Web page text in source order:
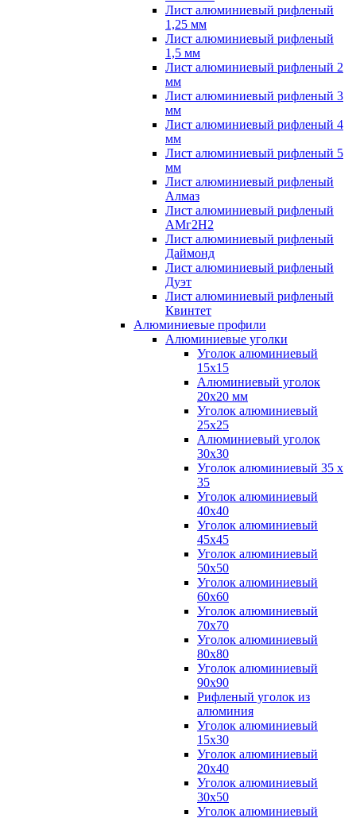
Лист алюминиевый рифленый
1,25 мм
Лист алюминиевый рифленый
1,5 мм
Лист алюминиевый рифленый 2
мм
Лист алюминиевый рифленый 3
мм
Лист алюминиевый рифленый 4
мм
Лист алюминиевый рифленый 5
мм
Лист алюминиевый рифленый
Алмаз
Лист алюминиевый рифленый
АМг2Н2
Лист алюминиевый рифленый
Даймонд
Лист алюминиевый рифленый
Дуэт
Лист алюминиевый рифленый
Квинтет
Алюминиевые профили
Алюминиевые уголки
Уголок алюминиевый
15х15
Алюминиевый уголок
20х20 мм
Уголок алюминиевый
25х25
Алюминиевый уголок
30х30
Уголок алюминиевый 35 х
35
Уголок алюминиевый
40х40
Уголок алюминиевый
45х45
Уголок алюминиевый
50х50
Уголок алюминиевый
60х60
Уголок алюминиевый
70х70
Уголок алюминиевый
80х80
Уголок алюминиевый
90х90
Рифленый уголок из
алюминия
Уголок алюминиевый
15х30
Уголок алюминиевый
20х40
Уголок алюминиевый
30х50
Уголок алюминиевый